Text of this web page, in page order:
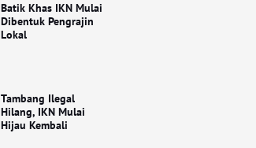
Batik Khas IKN Mulai
Dibentuk Pengrajin
Lokal
Tambang Ilegal
Hilang, IKN Mulai
Hijau Kembali